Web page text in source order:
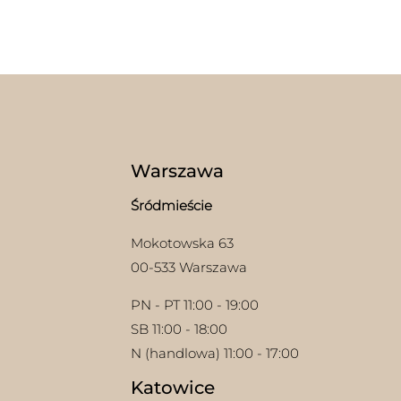
na
Warszawa
Śródmieście
Mokotowska 63
00-533 Warszawa
PN - PT 11:00 - 19:00
SB 11:00 - 18:00
N (handlowa) 11:00 - 17:00
Katowice